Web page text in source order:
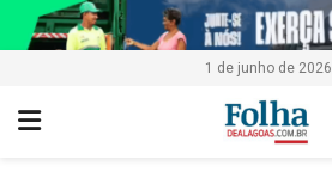
1 de junho de 2026